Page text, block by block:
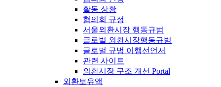
활동 상황
협의회 규정
서울외환시장 행동규범
글로벌 외환시장행동규범
글로벌 규범 이행선언서
관련 사이트
외환시장 구조 개선 Portal
외환보유액